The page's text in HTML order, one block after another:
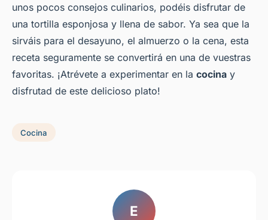
unos pocos consejos culinarios, podéis disfrutar de
una tortilla esponjosa y llena de sabor. Ya sea que la
sirváis para el desayuno, el almuerzo o la cena, esta
receta seguramente se convertirá en una de vuestras
favoritas. ¡Atrévete a experimentar en la cocina y
disfrutad de este delicioso plato!
Cocina
E